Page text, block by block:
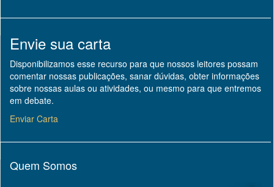
Envie sua carta
Disponibilizamos esse recurso para que nossos leitores possam
comentar nossas publicações, sanar dúvidas, obter informações
sobre nossas aulas ou atividades, ou mesmo para que entremos
em debate.
Enviar Carta
Quem Somos